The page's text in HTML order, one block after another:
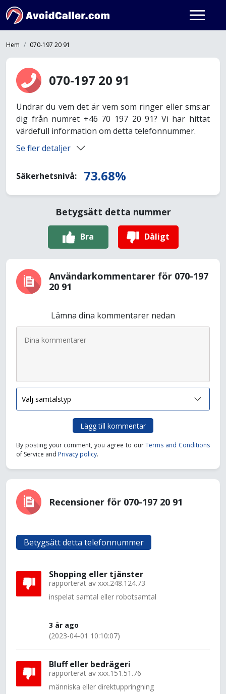
Hem 070-197 20 91
070-197 20 91
Undrar du vem det är vem som ringer eller sms:ar
dig från numret +46 70 197 20 91? Vi har hittat
värdefull information om detta telefonnummer.
Se fler detaljer
Säkerhetsnivå: 73.68%
Betygsätt detta nummer
Bra Dåligt
Användarkommentarer för 070-197
20 91
Lämna dina kommentarer nedan
Lägg till kommentar
By posting your comment, you agree to ourTerms and Conditions
of Service and Privacy policy.
Recensioner för 070-197 20 91
Betygsätt detta telefonnummer
Shopping eller tjänster
rapporterat av xxx.248.124.73
inspelat samtal eller robotsamtal
3 år ago
(2023-04-01 10:10:07)
Bluff eller bedrägeri
rapporterat av xxx.151.51.76
människa eller direktuppringning